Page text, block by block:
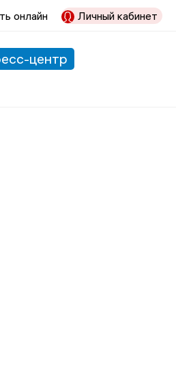
онлайн Личный кабинет
центр